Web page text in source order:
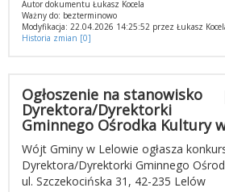
Autor dokumentu Łukasz Kocela
Ważny do: bezterminowo
Modyfikacja: 22.04.2026 14:25:52 przez Łukasz
Historia zmian [0]
Ogłoszenie na stanowisko
Dyrektora/Dyrektorki
Gminnego Ośrodka Kultury
Wójt Gminy w Lelowie ogłasza
Dyrektora/Dyrektorki Gminnego
ul. Szczekocińska 31, 42-235 Lelów